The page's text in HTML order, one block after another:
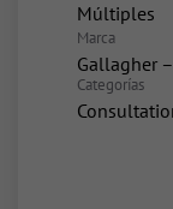
Múltiples
Marca
Gallagher
Categorías